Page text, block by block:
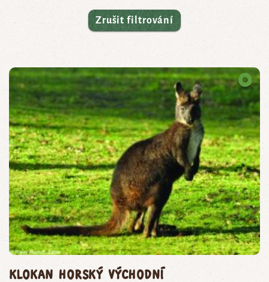
Zrušit filtrování
klokan horský východní